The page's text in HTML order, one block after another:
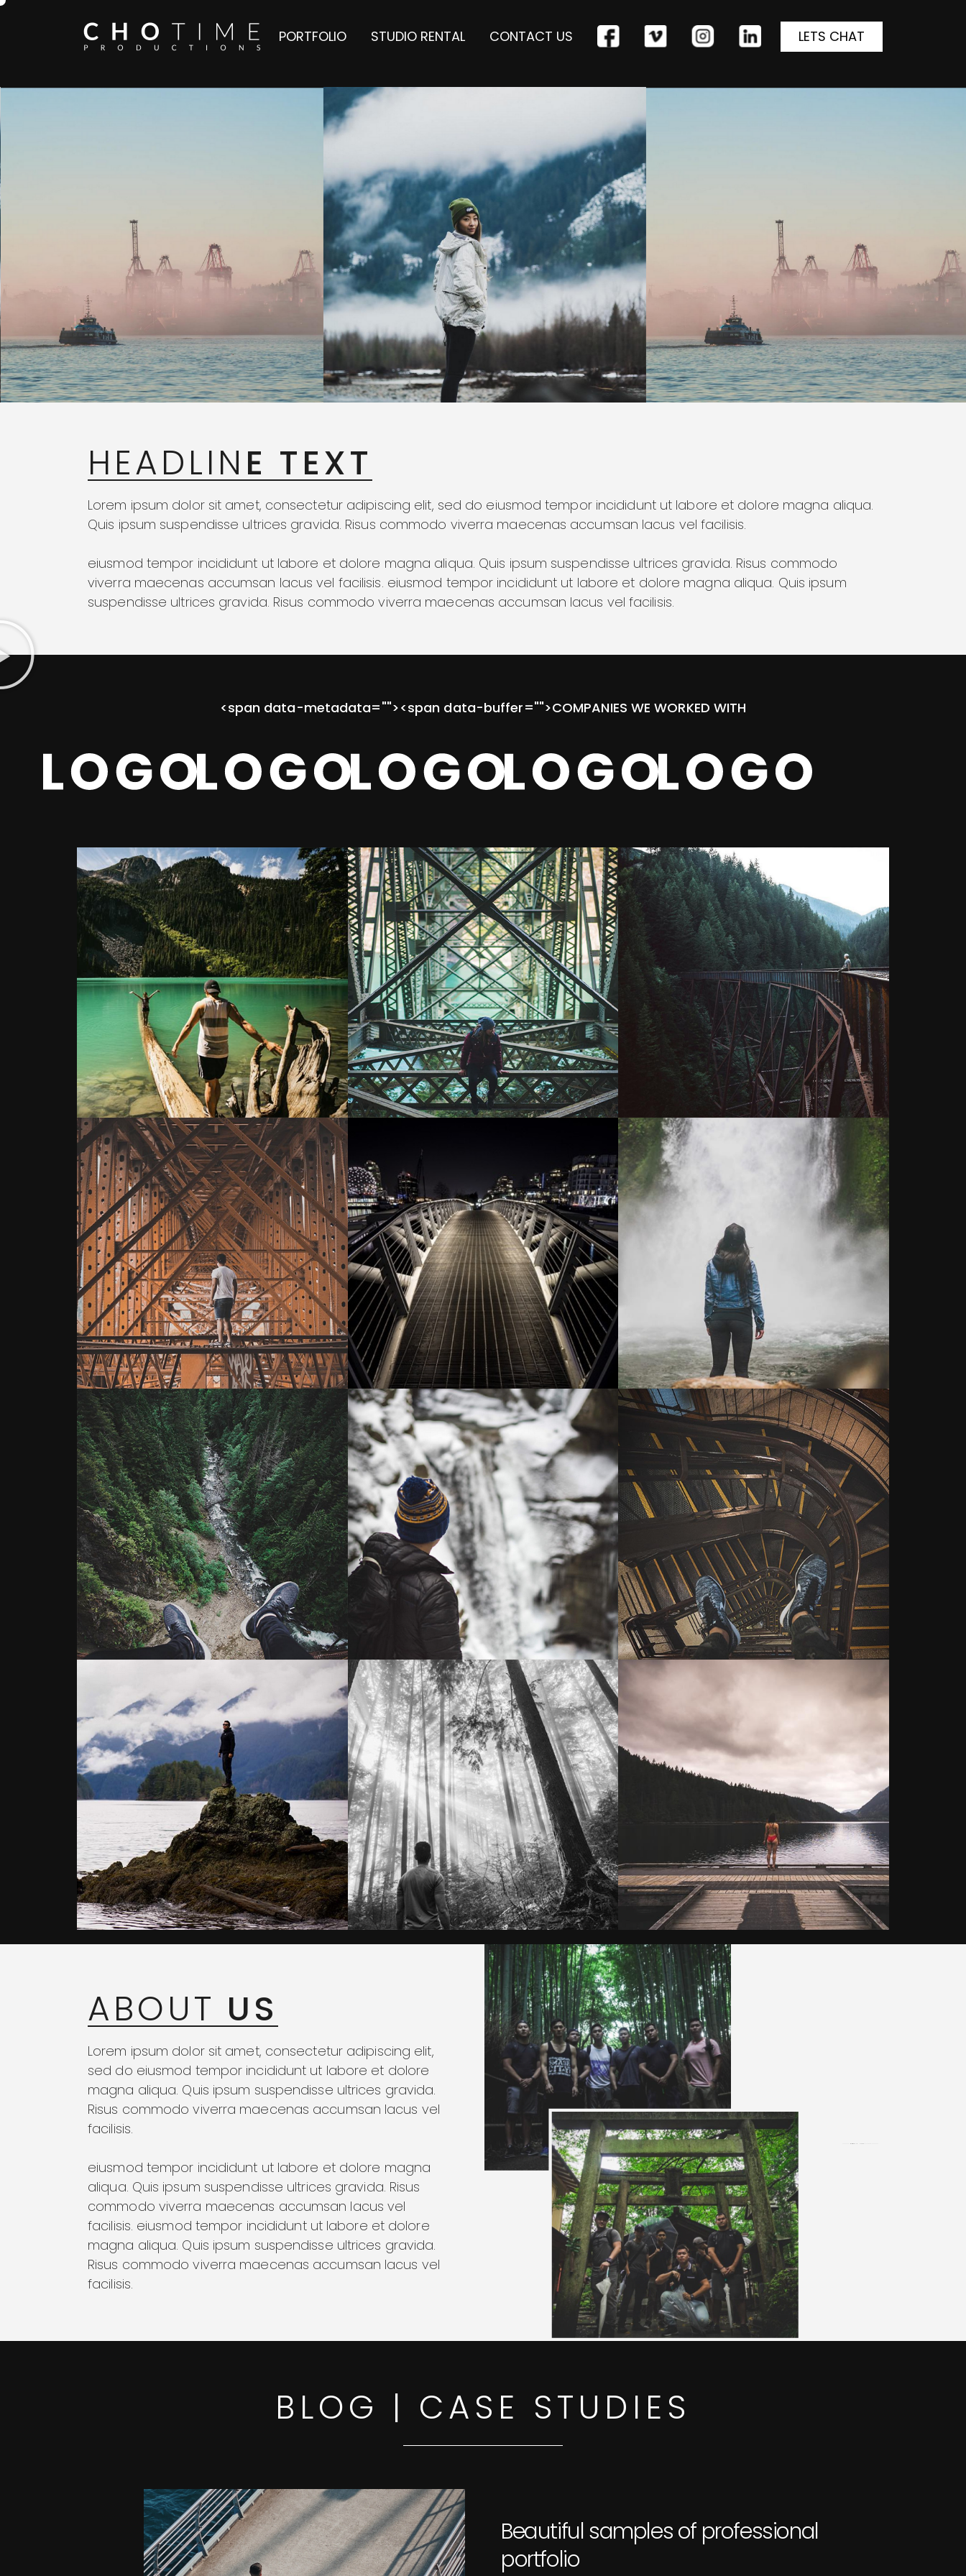
PORTFOLIO STUDIO RENTAL CONTACT US LETS CHAT
LOREM IPSUMDOLOR
LOREM IPSUM
Lorem ipsum dolor sit amet, consectetur adipiscing elit, sed do
eiusmod tempor incididunt ut labore et dolore magna aliqua.
SIGN UP REELS
HEADLIN E TEXT
Lorem ipsum dolor sit amet, consectetur adipiscing elit, sed do eiusmod tempor incididunt ut labore et dolore magna aliqua.
Quis ipsum suspendisse ultrices gravida. Risus commodo viverra maecenas accumsan lacus vel facilisis.
eiusmod tempor incididunt ut labore et dolore magna aliqua. Quis ipsum suspendisse ultrices gravida. Risus commodo
viverra maecenas accumsan lacus vel facilisis. eiusmod tempor incididunt ut labore et dolore magna aliqua. Quis ipsum
suspendisse ultrices gravida. Risus commodo viverra maecenas accumsan lacus vel facilisis.
<span data-metadata=""><span data-buffer="">COMPANIES WE WORKED WITH
ABOUT US
Lorem ipsum dolor sit amet, consectetur adipiscing elit,
sed do eiusmod tempor incididunt ut labore et dolore
magna aliqua. Quis ipsum suspendisse ultrices gravida.
Risus commodo viverra maecenas accumsan lacus vel
facilisis.
eiusmod tempor incididunt ut labore et dolore magna
aliqua. Quis ipsum suspendisse ultrices gravida. Risus
commodo viverra maecenas accumsan lacus vel
facilisis. eiusmod tempor incididunt ut labore et dolore
magna aliqua. Quis ipsum suspendisse ultrices gravida.
Risus commodo viverra maecenas accumsan lacus vel
facilisis.
BLOG | CASE STUDIES
Beautiful samples of professional
portfolio